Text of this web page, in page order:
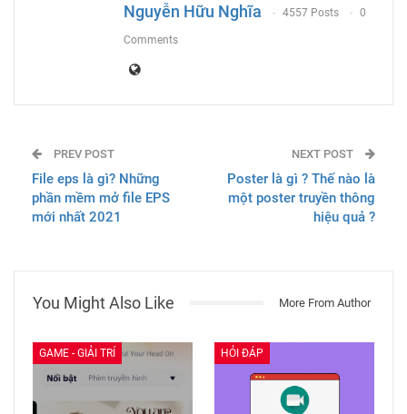
Nguyễn Hữu Nghĩa 4557 Posts 0
Comments
PREV POST
File eps là gì? Những
phần mềm mở file EPS
mới nhất 2021
NEXT POST
Poster là gì ? Thế nào là
một poster truyền thông
hiệu quả ?
You Might Also Like More From Author
GAME - GIẢI TRÍ HỎI ĐÁP